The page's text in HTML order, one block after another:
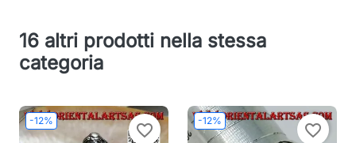
16 altri prodotti nella stessa
categoria
-12%
favorite_border
-12%
favorite_border